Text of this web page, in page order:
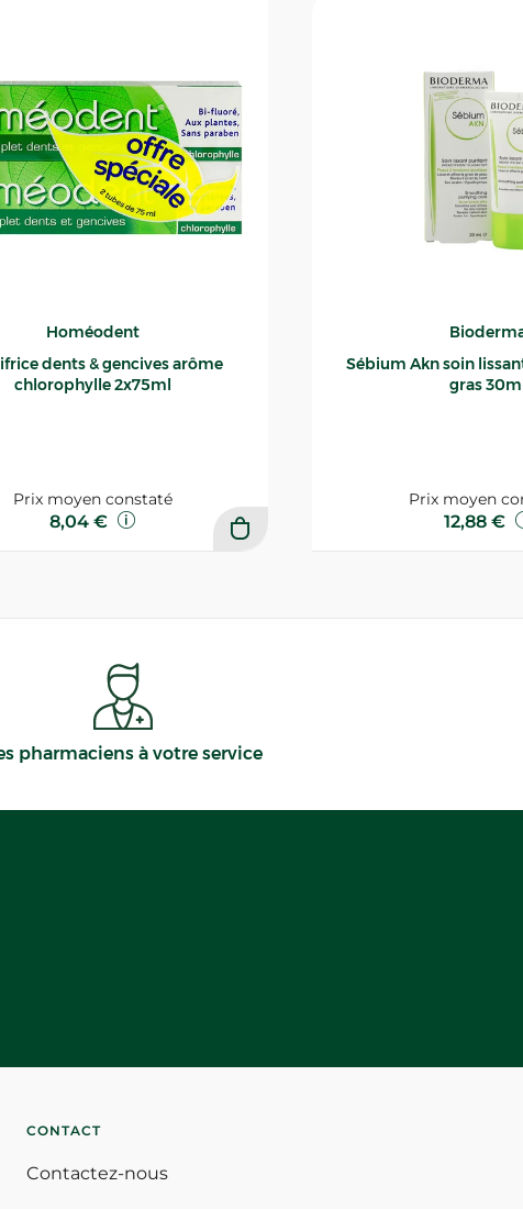
Homéodent
dents & gencives arôme
chlorophylle 2x75ml
Prix moyen constaté
8,04 €
Sébium Akn soin lissant
gras
Prix moyen
12,88 €
pharmaciens à votre service
CONTACT
Contactez-nous